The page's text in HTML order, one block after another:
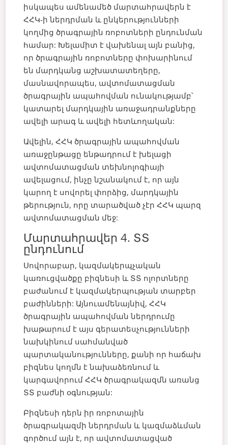
իսկապես ամենամեծ մարտահրավերն է
ՀՀԿ-ի ներդրման և ընկերությունների
կողմից ծրագրային ռոբոտների ընդունման
համար: Խելամիտ է վախենալ այն բանից,
որ ծրագրային ռոբոտները փոխարինում
են մարդկանց աշխատատեղերը,
մասնավորապես, ավտոմատացման
ծրագրային ապահովման ունակությամբ՝
կատարել մարդկային առաջադրանքները
ավելի արագ և ավելի հետևողական:
Ավելին, ՀՀԿ ծրագրային ապահովման
առաջընթացը ենթադրում է խելացի
ավտոմատացման տեխնոլոգիայի
ավելացում, ինչը նշանակում է, որ այն
կարող է սովորել փորձից, մարդկային
թերություն, որը տարածված չէր ՀՀԿ պարզ
ավտոմատացման մեջ:
Մարտահրավեր 4. ՏՏ
ընդունում
Սովորաբար, կազմակերպչական
կառուցվածքը բիզնեսի և ՏՏ ոլորտները
բաժանում է կազմակերպության տարբեր
բաժինների: Այնուամենայնիվ, ՀՀԿ
ծրագրային ապահովման ներդրումը
խաթարում է այս գերատեսչությունների
նախկինում սահմանված
պարտականությունները, քանի որ հաճախ
բիզնես կողմն է նախաձեռնում և
կարգավորում ՀՀԿ ծրագրակազմն առանց
ՏՏ բաժնի օգնության:
Բիզնեսի դերն իր ռոբոտային
ծրագրակազմի ներդրման և կազմաձևման
գործում այն է, որ ավտոմատացված